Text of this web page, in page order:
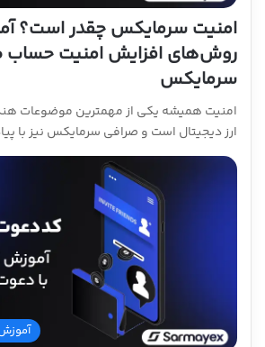
امنیت سرمایکس چقدر است؟
روش‌های افزایش امنیت حساب
سرمایکس
امنیت همیشه یکی از مهمترین موضوعات
ارز دیجیتال است و صرافی سرمایکس نیز با